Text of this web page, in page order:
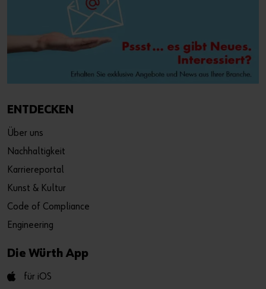
ENTDECKEN
Über uns
Nachhaltigkeit
Karriereportal
Kunst & Kultur
Code of Compliance
Engineering
Die Würth App
für iOS